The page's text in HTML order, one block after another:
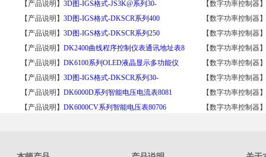
【产品说明】3D图-IGS格式-JS3K@系列30-
【产品说明】3D图-IGS格式-DKSCR系列400
【产品说明】3D图-IGS格式-DKSCR系列250
【产品说明】DK2400曲线程序控制仪表通讯地址表8
【产品说明】DK6100系列OLED液晶显示多功能仪
【产品说明】3D图-IGS格式-DKSCR系列30-
【产品说明】DK6000D系列智能电压电流表8081
【产品说明】DK6000CV系列智能电压表80706
【数字功率控制器
【数字功率控制器
【数字功率控制器
【数字功率控制器
【数字功率控制器
【数字功率控制器
【数字功率控制器
【数字功率控制器